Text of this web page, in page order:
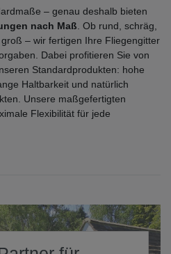
– genau deshalb bieten
nach Maß . Ob rund, schräg,
– wir fertigen Ihre Fliegengitter
Dabei profitieren Sie von
Standardprodukten: hohe
Haltbarkeit und natürlich
Unsere maßgefertigten
Flexibilität für jede